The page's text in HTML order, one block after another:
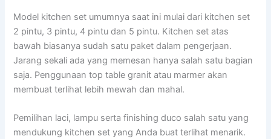
Model kitchen set umumnya saat ini mulai dari kitchen set
2 pintu, 3 pintu, 4 pintu dan 5 pintu. Kitchen set atas
bawah biasanya sudah satu paket dalam pengerjaan.
Jarang sekali ada yang memesan hanya salah satu bagian
saja. Penggunaan top table granit atau marmer akan
membuat terlihat lebih mewah dan mahal.
Pemilihan laci, lampu serta finishing duco salah satu yang
mendukung kitchen set yang Anda buat terlihat menarik.